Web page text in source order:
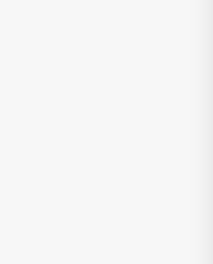
UNE RÉSIDENCE DJ SET DE
IBIZA EN JUILLET 2026